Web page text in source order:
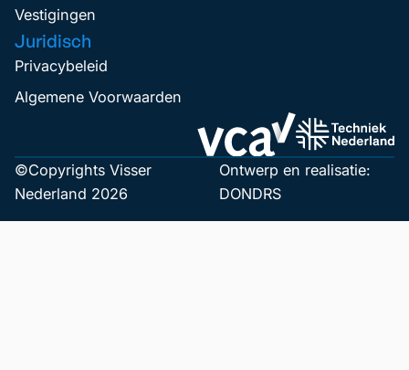
Vestigingen
Juridisch
Privacybeleid
Algemene Voorwaarden
©Copyrights Visser
Nederland 2026
Ontwerp en realisatie:
DONDRS